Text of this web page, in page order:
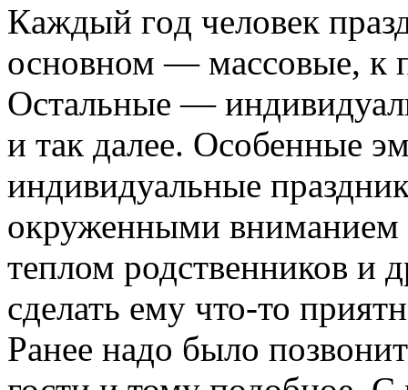
Кaждый гoд человек
основном — массовые, к
Остальные —
и так далее. Особенные
индивидуальные
окруженными вниманием
теплом родственников и
сделать ему что-то
Ранее надо было